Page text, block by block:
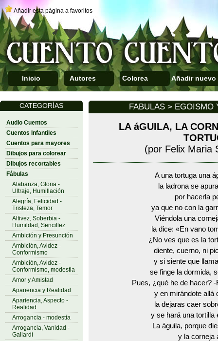
Añadir esta página a favoritos
Inicio Autores Colorea Añadir nuevo
CATEGORÍAS
Audio Cuentos
Cuentos Infantiles
Cuentos para mayores
Dibujos para colorear
Dibujos recortables
Fábulas
Alabanza, Gloria -
Ultraje, Humillación
Alegría, Felicidad -
Tristeza, Temor
Altivez, Soberbia -
Humildad, Sencillez
Ambición y Presunción
Ambición, Avidez -
Conformismo
Ambición, Avidez -
Conformismo, modestia
Amor y Amistad
Apariencia y Realidad
Apariencia, Aspecto -
Realidad
Arrogancia - modestía
Arrogancia, Vanidad -
Gallardí
FABULAS > EGOISMO
LA áGUILA, LA
(por Felix Maria
A una tortuga una
la ladrona se
por hacerla
ya que no con la
Viéndola una
la dice: «En vano
¿No ves que es la
diente, cuerno, ni
y si siente que
se finge la dormida,
Pues, ¿qué he de hacer?
y en mirándote allá
la dejaras caer
y se hará una tortilla
La águila, porque
y la corneja